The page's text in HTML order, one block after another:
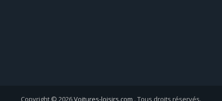
Copyright © 2026Voitures-loisirs.com . Tous droits réservés.